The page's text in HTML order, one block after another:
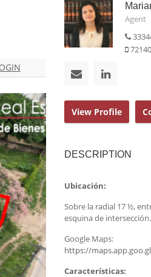
Agent
View Profile
DESCRIPTION
Ubicación:
Sobre la radial 17 ½,
esquina de intersección.
Google Maps:
https://
Características: